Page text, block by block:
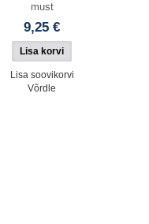
must
9,25 €
Lisa soovikorvi
Võrdle